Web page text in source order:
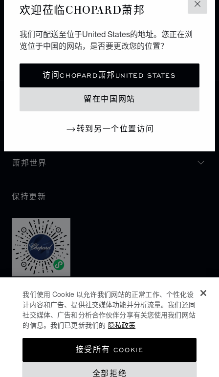
关闭
欢迎莅临CHOPARD萧邦
我们可配送至位于United States的地址。您正在浏
览位于中国的网站，是否要更改您的位置？
访问CHOPARD萧邦UNITED STATES
留在中国网站
转到另一个位置访问
南美洲和加勒比海 OTROBANDA
THE OLD FREEPORT
中国
本地化（更改国家/地区）
更改国家/地区
联系我们
萧邦世界
保持更新
COOKIES政策
我们使用 Cookie 以允许我们网站的正常工作、个性化设
计内容和广告、提供社交媒体功能并分析流量。我们还同
社交媒体、广告和分析合作伙伴分享有关您使用我们网站
的信息。我们已更新我们的 隐私政策
全部拒绝
接受所有 COOKIE